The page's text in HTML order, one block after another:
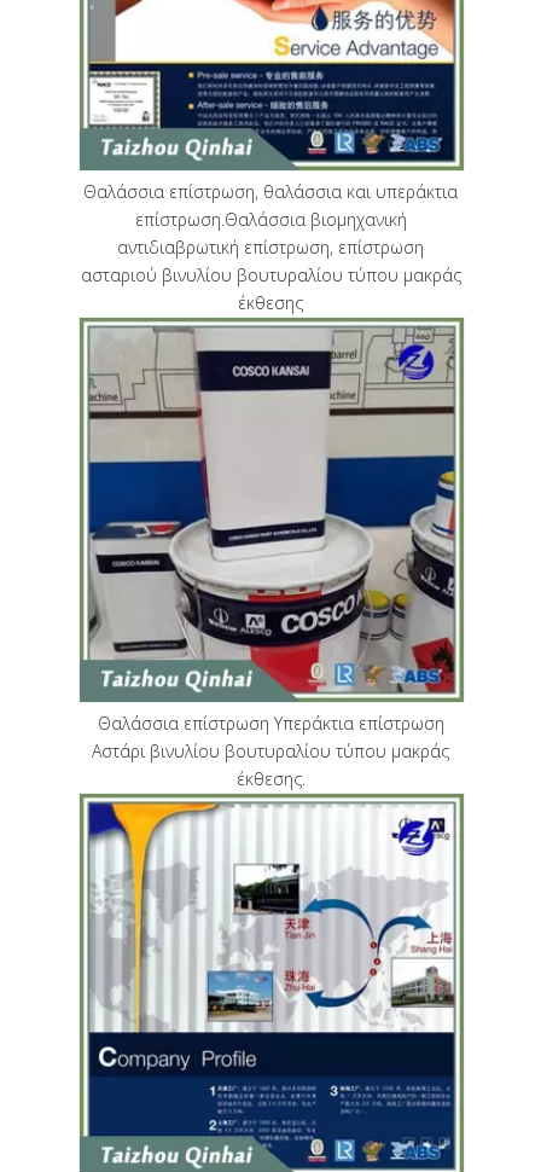
Θαλάσσια επίστρωση, θαλάσσια και υπεράκτια
επίστρωση.Θαλάσσια βιομηχανική
αντιδιαβρωτική επίστρωση, επίστρωση
ασταριού βινυλίου βουτυραλίου τύπου μακράς
έκθεσης
Θαλάσσια επίστρωση Υπεράκτια επίστρωση
Αστάρι βινυλίου βουτυραλίου τύπου μακράς
έκθεσης.